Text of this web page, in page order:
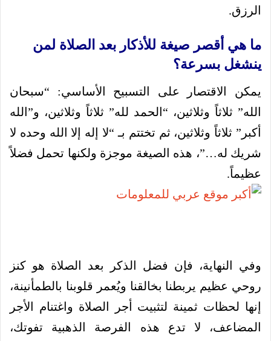
الرزق.
ما هي أقصر صيغة للأذكار بعد الصلاة لمن
ينشغل بسرعة؟
يمكن الاقتصار على التسبيح الأساسي: “سبحان
الله” ثلاثاً وثلاثين، “الحمد لله” ثلاثاً وثلاثين، و”الله
أكبر” ثلاثاً وثلاثين، ثم تختتم بـ “لا إله إلا الله وحده لا
شريك له…”، هذه الصيغة موجزة ولكنها تحمل فضلاً
عظيماً.
وفي النهاية، فإن فضل الذكر بعد الصلاة هو كنز
روحي عظيم يربطنا بخالقنا ويُعمر قلوبنا بالطمأنينة،
إنها لحظات ثمينة لتثبيت أجر الصلاة واغتنام الأجر
المضاعف، لا تدع هذه الفرصة الذهبية تفوتك،